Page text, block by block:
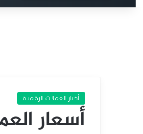
عن
أخبار العملات الرقمية